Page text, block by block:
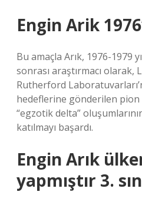
Engin Arik
Bu amaçla Arık, 1976-1979
sonrası araştırmacı
Rutherford
hedeflerine gönderilen pion
“egzotik delta”
katılmayı başardı.
Engin Arık
yapmıştır 3.